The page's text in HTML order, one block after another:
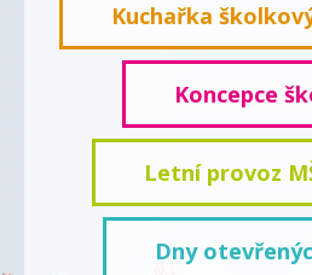
Kuchařka
Koncepce
Letní provoz
Dny